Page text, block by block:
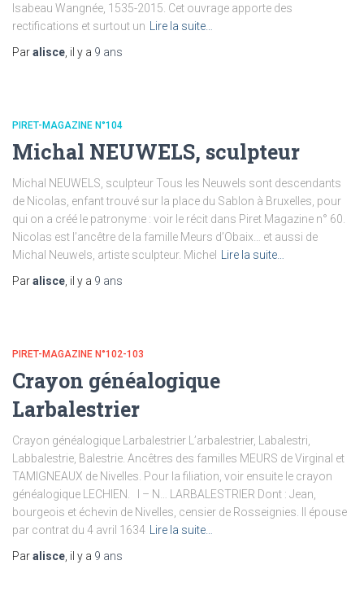
Isabeau Wangnée, 1535-2015. Cet ouvrage apporte des
rectifications et surtout un
Lire la suite…
Paralisce , il y a 9 ans
PIRET-MAGAZINE N°104
Michal NEUWELS, sculpteur
Michal NEUWELS, sculpteur Tous les Neuwels sont descendants
de Nicolas, enfant trouvé sur la place du Sablon à Bruxelles, pour
qui on a créé le patronyme : voir le récit dans Piret Magazine n° 60.
Nicolas est l’ancêtre de la famille Meurs d’Obaix… et aussi de
Michal Neuwels, artiste sculpteur. Michel
Lire la suite…
Paralisce , il y a 9 ans
PIRET-MAGAZINE N°102-103
Crayon généalogique
Larbalestrier
Crayon généalogique Larbalestrier L’arbalestrier, Labalestri,
Labbalestrie, Balestrie. Ancêtres des familles MEURS de Virginal et
TAMIGNEAUX de Nivelles. Pour la filiation, voir ensuite le crayon
généalogique LECHIEN. I – N… LARBALESTRIER Dont : Jean,
bourgeois et échevin de Nivelles, censier de Rosseignies. Il épouse
par contrat du 4 avril 1634
Lire la suite…
Paralisce , il y a 9 ans